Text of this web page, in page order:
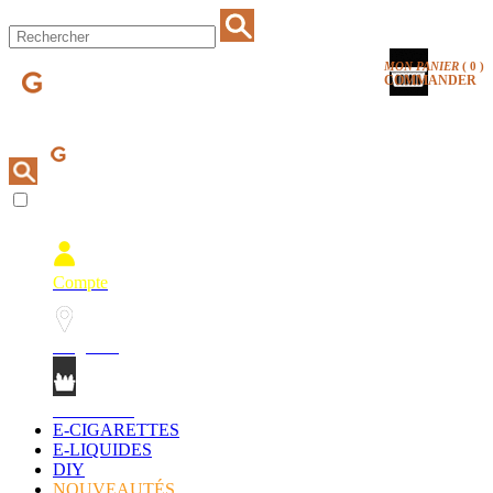
MON PANIER ( 0 )
COMMANDER
Compte
E-CIGARETTES
E-LIQUIDES
DIY
NOUVEAUTÉS